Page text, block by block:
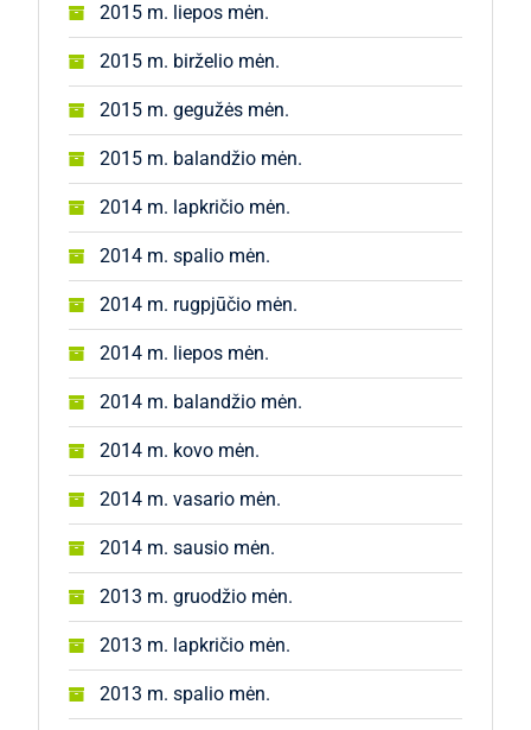
2015 m. liepos mėn.
2015 m. birželio mėn.
2015 m. gegužės mėn.
2015 m. balandžio mėn.
2014 m. lapkričio mėn.
2014 m. spalio mėn.
2014 m. rugpjūčio mėn.
2014 m. liepos mėn.
2014 m. balandžio mėn.
2014 m. kovo mėn.
2014 m. vasario mėn.
2014 m. sausio mėn.
2013 m. gruodžio mėn.
2013 m. lapkričio mėn.
2013 m. spalio mėn.